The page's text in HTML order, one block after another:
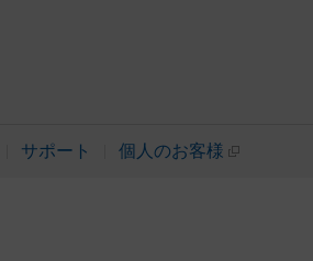
サポート 個人のお客様